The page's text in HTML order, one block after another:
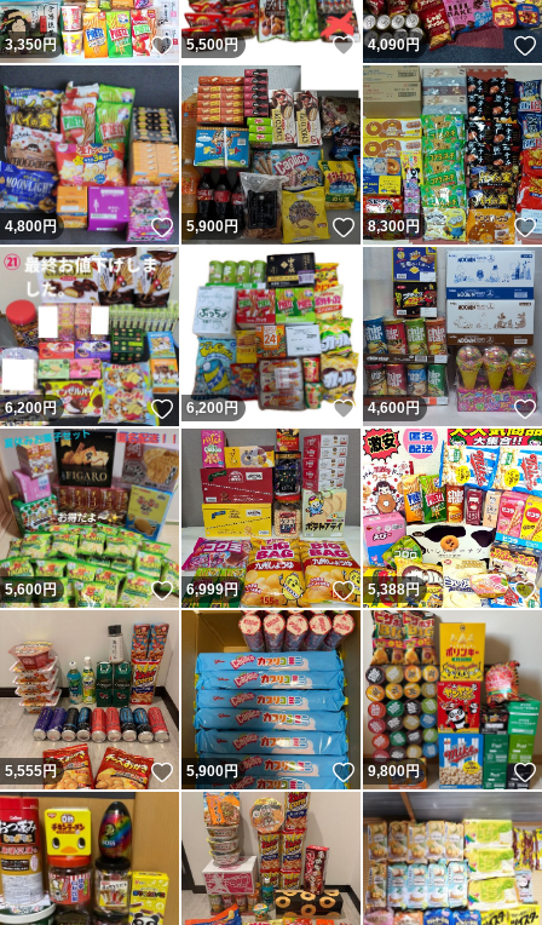
3,350円 いいね！
5,500円 いいね！
4,090円
4,800円 いいね！
5,900円 いいね！
8,300円
6,200円 いいね！
6,200 円 いいね！
4,600円
5,600円 いいね！
6,999円 いいね！
5,388円
5,555円 いいね！
5,900円 いいね！
9,800円